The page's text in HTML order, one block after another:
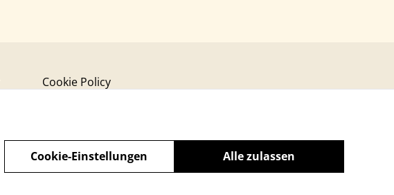
Cookie Policy
Alle zulassen
Cookie-Einstellungen